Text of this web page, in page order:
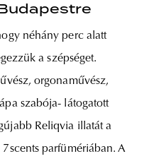
néhány perc alatt
a szépséget.
orgonaművész,
szabója- látogatott
Reliqvia illatát a
parfümériában. A